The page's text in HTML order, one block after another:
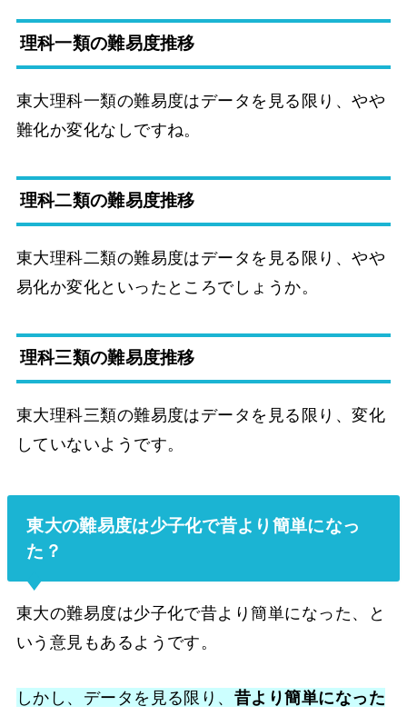
理科一類の難易度推移
東大理科一類の難易度はデータを見る限り、やや
難化か変化なしですね。
理科二類の難易度推移
東大理科二類の難易度はデータを見る限り、やや
易化か変化といったところでしょうか。
理科三類の難易度推移
東大理科三類の難易度はデータを見る限り、変化
していないようです。
東大の難易度は少子化で昔より簡単になっ
た？
東大の難易度は少子化で昔より簡単になった、と
いう意見もあるようです。
しかし、データを見る限り、 昔より簡単になった